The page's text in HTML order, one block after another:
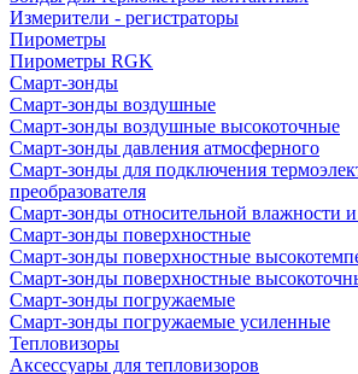
Измерители - регистраторы
Пирометры
Пирометры RGK
Смарт-зонды
Смарт-зонды воздушные
Смарт-зонды воздушные высокоточные
Смарт-зонды давления атмосферного
Смарт-зонды для подключения
преобразователя
Смарт-зонды относительной влажности
Смарт-зонды поверхностные
Смарт-зонды поверхностные
Смарт-зонды поверхностные
Смарт-зонды погружаемые
Смарт-зонды погружаемые усиленные
Тепловизоры
Аксессуары для тепловизоров